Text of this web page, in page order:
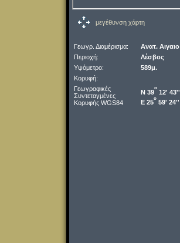
μεγέθυνση χάρτη
Γεωγρ. Διαμέρισμα:
Ανατ. Αιγαιο
Περιοχή:
Λέσβος
Υψόμετρο:
589μ.
Κορυφή:
Γεωγραφικές
Συντεταγμένες
Κορυφής WGS84
Ν 39
o
12' 43''
Ε 25
o
59' 24''